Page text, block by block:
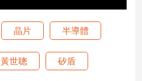
晶片 半導體
黃世聰 矽盾